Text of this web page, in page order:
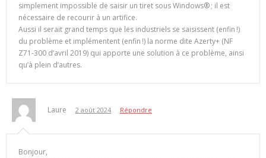
simplement impossible de saisir un tiret sous Windows® ; il est
nécessaire de recourir à un artifice.
Aussi il serait grand temps que les industriels se saisissent (enfin !)
du problème et implémentent (enfin !) la norme dite Azerty+ (NF
Z71-300 d’avril 2019) qui apporte une solution à ce problème, ainsi
qu’à plein d’autres.
Laure 2 août 2024 Répondre
Bonjour,